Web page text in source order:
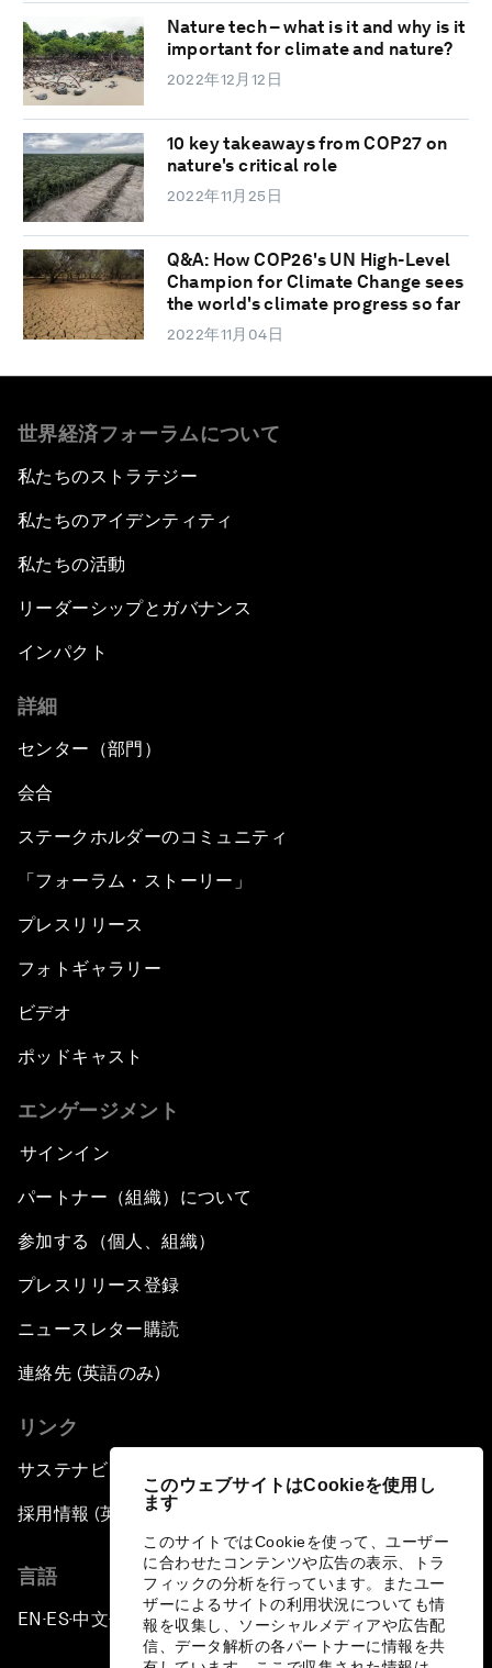
このウェブサイトはCookieを使用し
ます
このサイトではCookieを使って、ユーザー
に合わせたコンテンツや広告の表示、トラ
フィックの分析を行っています。またユー
ザーによるサイトの利用状況についても情
報を収集し、ソーシャルメディアや広告配
信、データ解析の各パートナーに情報を共
Nature tech – what is it and why is it
important for climate and nature?
2022年12月12日
10 key takeaways from COP27 on
nature's critical role
2022年11月25日
Q&A: How COP26's UN High-Level
Champion for Climate Change sees
the world's climate progress so far
2022年11月04日
世界経済フォーラムについて
私たちのストラテジー
私たちのアイデンティティ
私たちの活動
リーダーシップとガバナンス
インパクト
詳細
センター（部門）
会合
ステークホルダーのコミュニティ
「フォーラム・ストーリー」
プレスリリース
フォトギャラリー
ビデオ
ポッドキャスト
エンゲージメント
サインイン
パートナー（組織）について
参加する（個人、組織）
プレスリリース登録
ニュースレター購読
連絡先 (英語のみ)
リンク
サステナビリティへの取り組み
採用情報 (英語のみ)
言語
EN ▪ ES▪中文▪ 日本語